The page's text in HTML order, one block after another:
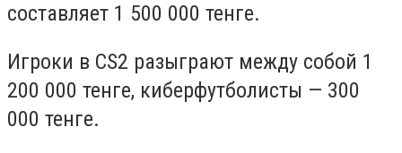
составляет 1 500 000 тенге.
Игроки в CS2 разыграют между собой 1
200 000 тенге, киберфутболисты — 300
000 тенге.